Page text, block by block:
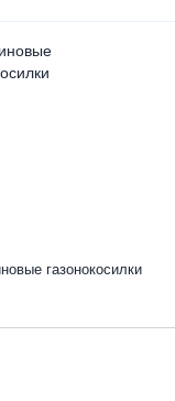
газонокосилки